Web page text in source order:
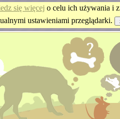
się więcej o celu ich używania i
ustawieniami przeglądarki.